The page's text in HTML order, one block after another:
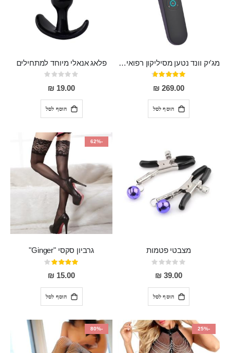
מג'יק וונד נטען מסיליקון רפואי חזק בעל 12 מצבי רטט ו6 מהירויות שונות ROMI
דירוג:
93%
269.00 ₪
הוסף לסל
פלאג אנאלי מיוחד למתחילים
Rating:
0%
19.00 ₪
הוסף לסל
מצבטי פטמות
Rating:
0%
39.00 ₪
הוסף לסל
-62%
גרביון סקסי "Ginger"
דירוג:
80%
15.00 ₪
הוסף לסל
-25%
-80%